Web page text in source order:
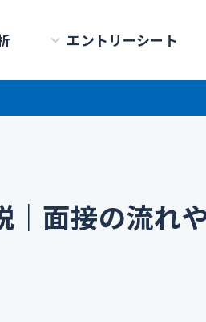
エントリーシート
｜面接の流れ